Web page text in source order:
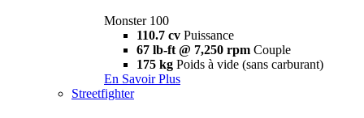
Monster 100
110.7 cv Puissance
67 lb-ft @ 7,250 rpm Couple
175 kg Poids à vide (sans carburant)
En Savoir Plus
Streetfighter